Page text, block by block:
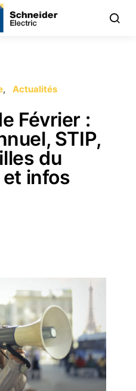
Actualités
Février :
STIP,
du
et infos